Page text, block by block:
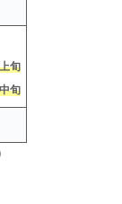
旬
旬